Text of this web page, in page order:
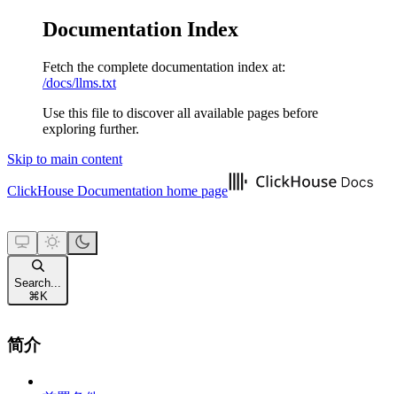
Documentation Index
Fetch the complete documentation index at:
/docs/llms.txt
Use this file to discover all available pages before
exploring further.
Skip to main content
ClickHouse Documentation home page
Search...
⌘ K
简介